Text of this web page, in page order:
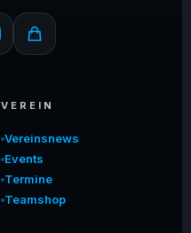
VEREIN
Vereinsnews
Events
Termine
Teamshop